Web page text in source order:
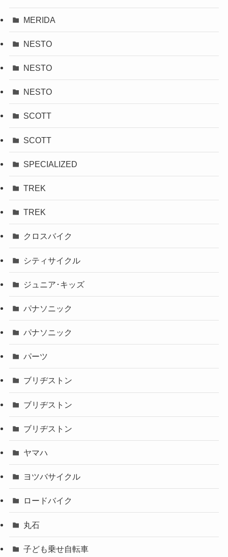
MERIDA
NESTO
NESTO
NESTO
SCOTT
SCOTT
SPECIALIZED
TREK
TREK
クロスバイク
シティサイクル
ジュニア･キッズ
パナソニック
パナソニック
パーツ
ブリヂストン
ブリヂストン
ブリヂストン
ヤマハ
ヨツバサイクル
ロードバイク
丸石
子ども乗せ自転車